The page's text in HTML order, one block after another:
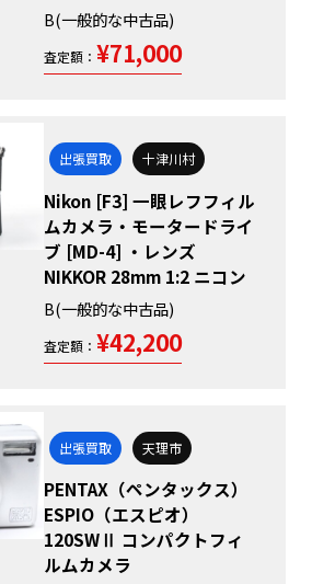
B(一般的な中古品)
査定額： ¥71,000
出張買取 十津川村
Nikon [F3] 一眼レフフィル
ムカメラ・モータードライ
ブ [MD-4] ・レンズ
NIKKOR 28mm 1:2 ニコン
B(一般的な中古品)
査定額： ¥42,200
出張買取 天理市
PENTAX（ペンタックス）
ESPIO（エスピオ）
120SWⅡ コンパクトフィ
ルムカメラ